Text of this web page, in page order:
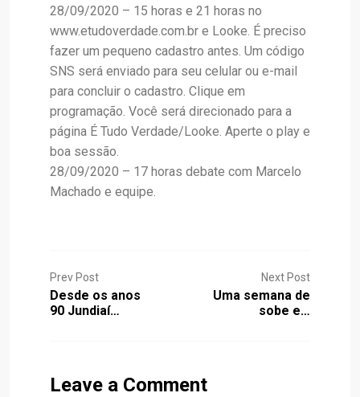
28/09/2020 – 15 horas e 21 horas no
www.etudoverdade.com.br e Looke. É preciso
fazer um pequeno cadastro antes. Um código
SNS será enviado para seu celular ou e-mail
para concluir o cadastro. Clique em
programação. Você será direcionado para a
página É Tudo Verdade/Looke. Aperte o play e
boa sessão.
28/09/2020 – 17 horas debate com Marcelo
Machado e equipe.
Prev Post
Desde os anos
90 Jundiaí…
Next Post
Uma semana de
sobe e…
Leave a Comment